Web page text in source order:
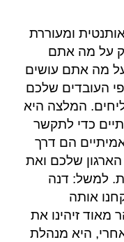
ומעוררת
על מה אתם
מה אתם עושים
העובדים שלכם
המלצה היא
כדי לתקשר
הם דרך
שלכם ואת
למשל: דנה
אותה
מאוד זיהינו את
היום, 3 שנים אחרי, היא מנהלת